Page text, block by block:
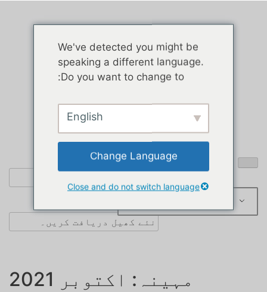
مہینہ: اکتوبر 2021
We've detected you might be
speaking a different language.
Do you want to change to:
Change Language
Close and do not switch language